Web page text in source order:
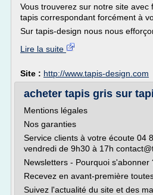
Vous trouverez sur notre site avec
tapis correspondant forcément à
Sur tapis-design nous nous
Lire la suite
Site : http://www.tapis-design.com
acheter tapis gris sur
Mentions légales
Nos garanties
Service clients à votre écoute 04
vendredi de 9h30 à 17h
Newsletters - Pourquoi s'abonner
Recevez en avant-première
Suivez l'actualité du site et des